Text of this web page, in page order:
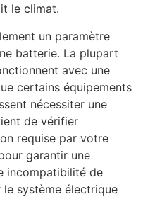
le climat.
un paramètre
batterie. La plupart
avec une
certains équipements
nécessiter une
de vérifier
requise par votre
garantir une
incompatibilité de
système électrique